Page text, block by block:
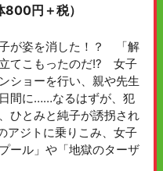
円＋税）
が姿を消した！？ 「解
てこもったのだ!? 女子
ショーを行い、親や先生
間に……なるはずが、犯
ひとみと純子が誘拐され
ジトに乗りこみ、女子
ール」や「地獄のターザ